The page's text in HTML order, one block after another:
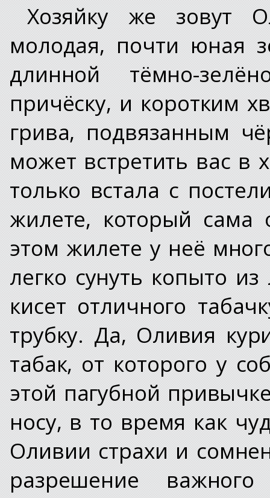
Хозяйку же зовут
молодая, почти юная
длинной тёмно-
причёску, и коротким
грива, подвязанным
может встретить вас в
только встала с
жилете, который сама
этом жилете у неё
легко сунуть копыто
кисет отличного
трубку. Да, Оливия
табак, от которого у
этой пагубной
носу, в то время как
Оливии страхи и
разрешение